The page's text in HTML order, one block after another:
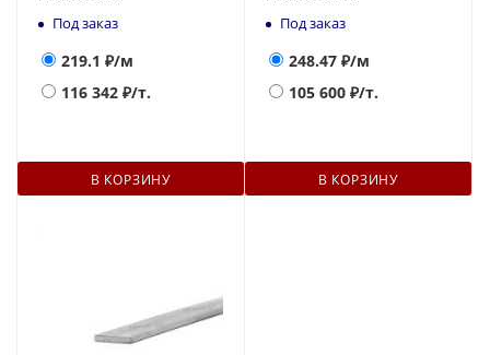
Под заказ
219.1 ₽/м
116 342 ₽/т.
В КОРЗИНУ
Под заказ
248.47 ₽/м
105 600 ₽/т.
В КОРЗИНУ